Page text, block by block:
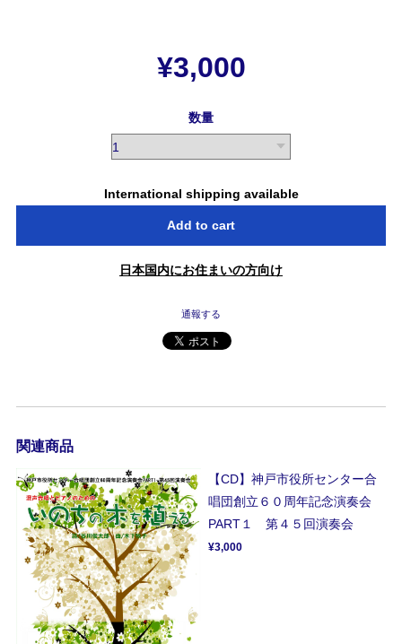
¥3,000
数量
International shipping available
Add to cart
日本国内にお住まいの方向け
通報する
関連商品
【CD】神戸市役所センター合
唱団創立６０周年記念演奏会
PART１ 第４５回演奏会
¥3,000